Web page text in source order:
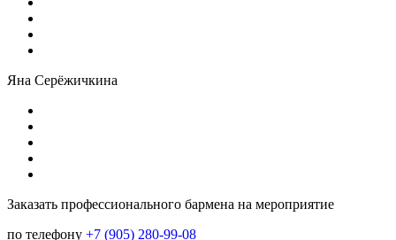
Яна Серёжичкина
Заказать профессионального бармена на мероприятие
по телефону +7 (905) 280-99-08